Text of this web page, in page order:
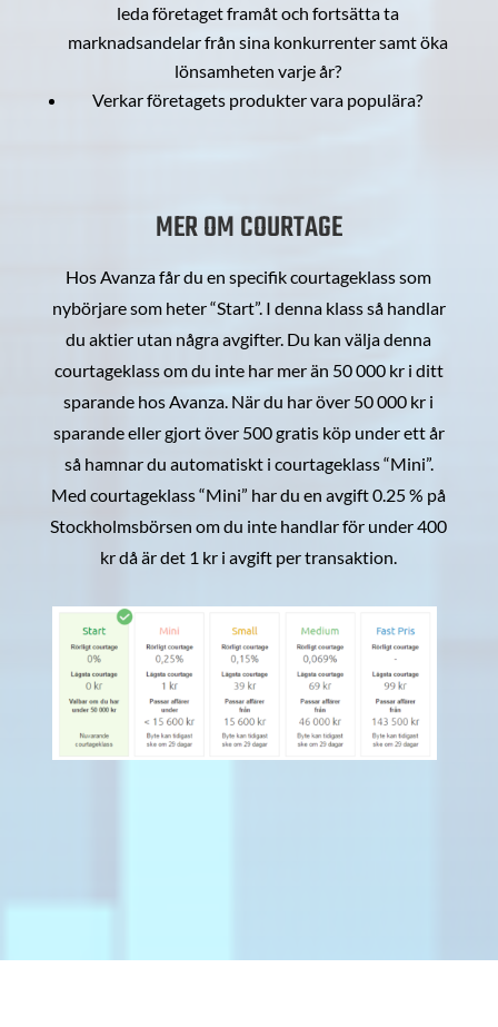
leda företaget framåt och fortsätta ta
marknadsandelar från sina konkurrenter samt öka
lönsamheten varje år?
Verkar företagets produkter vara populära?
MER OM COURTAGE
Hos Avanza får du en specifik courtageklass som
nybörjare som heter “Start”. I denna klass så handlar
du aktier utan några avgifter. Du kan välja denna
courtageklass om du inte har mer än 50 000 kr i ditt
sparande hos Avanza. När du har över 50 000 kr i
sparande eller gjort över 500 gratis köp under ett år
så hamnar du automatiskt i courtageklass “Mini”.
Med courtageklass “Mini” har du en avgift 0.25 % på
Stockholmsbörsen om du inte handlar för under 400
kr då är det 1 kr i avgift per transaktion.